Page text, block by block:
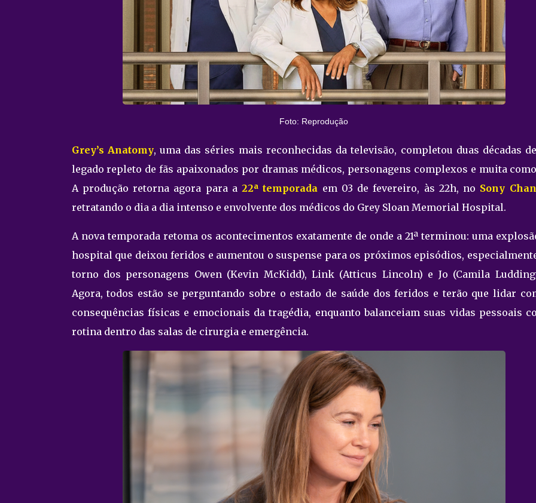
Foto: Reprodução
Grey’s Anatomy, uma das séries mais reconhecidas da televisão, completou duas décadas
legado repleto de fãs apaixonados por dramas médicos, personagens complexos e muita
A produção retorna agora para a 22ª temporada em 03 de fevereiro, às 22h, no Sony
retratando o dia a dia intenso e envolvente dos médicos do Grey Sloan Memorial Hospital.
A nova temporada retoma os acontecimentos exatamente de onde a 21ª terminou: uma
hospital que deixou feridos e aumentou o suspense para os próximos episódios,
torno dos personagens Owen (Kevin McKidd), Link (Atticus Lincoln) e Jo (Camila
Agora, todos estão se perguntando sobre o estado de saúde dos feridos e terão que lidar
consequências físicas e emocionais da tragédia, enquanto balanceiam suas vidas pessoais
rotina dentro das salas de cirurgia e emergência.